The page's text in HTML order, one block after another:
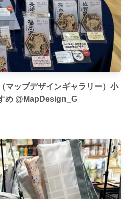
マップデザインギャラリー）小
め @MapDesign_G